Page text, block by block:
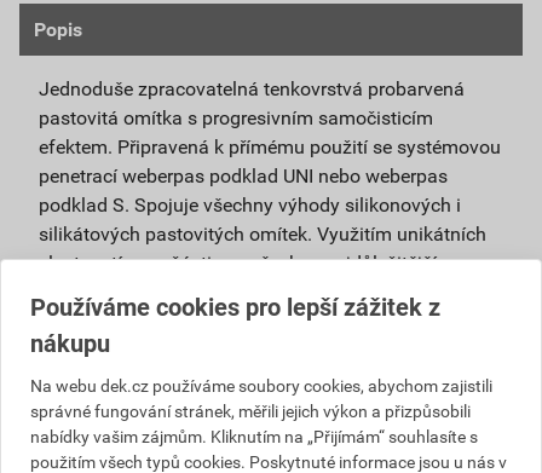
Popis
Jednoduše zpracovatelná tenkovrstvá probarvená
pastovitá omítka s progresivním samočisticím
efektem. Připravená k přímému použití se systémovou
penetrací weberpas podklad UNI nebo weberpas
podklad S. Spojuje všechny výhody silikonových i
silikátových pastovitých omítek. Využitím unikátních
vlastností nanočástic se všechny nejdůležitější
vlastnosti obou omítek umocňují.
Je vhodná pro použití v exteriéru i interiéru a pro
na vlhké zdivo.
Použitím samočisticí omítky weberpas
extraClean se výrazně prodlužuje životnost
Používáme cookies pro lepší zážitek z
nákupu
Na webu dek.cz používáme soubory cookies, abychom zajistili
správné fungování stránek, měřili jejich výkon a přizpůsobili
nabídky vašim zájmům. Kliknutím na „Přijímám“ souhlasíte s
použitím všech typů cookies. Poskytnuté informace jsou u nás v